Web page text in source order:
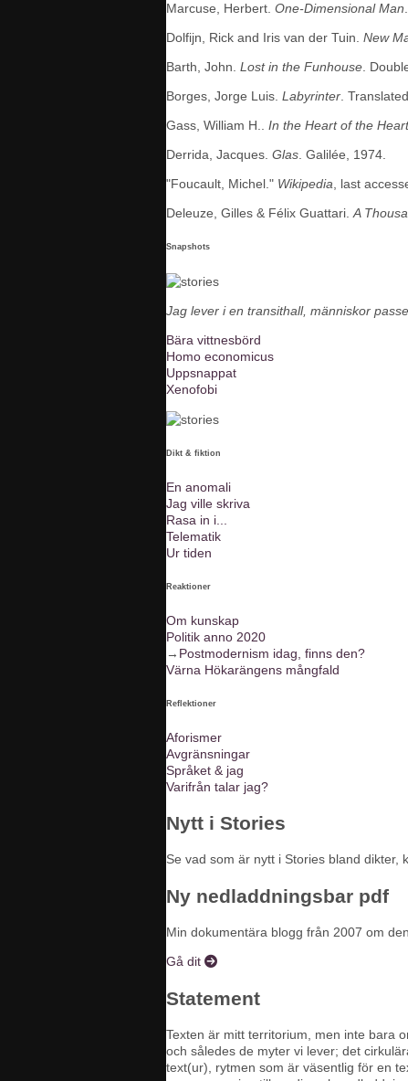
Marcuse, Herbert. One-Dimensional Man
Dolfijn, Rick and Iris van der Tuin. New
Barth, John. Lost in the Funhouse.
Borges, Jorge Luis. Labyrinter.
Gass, William H.. In the Heart of the
Derrida, Jacques. Glas. Galilée, 1974.
"Foucault, Michel." Wikipedia, last
Deleuze, Gilles & Félix Guattari.A
Snapshots
Jag lever i en transithall, människor
Bära vittnesbörd
Homo economicus
Uppsnappat
Xenofobi
Dikt & fiktion
En anomali
Jag ville skriva
Rasa in i...
Telematik
Ur tiden
Reaktioner
Om kunskap
Politik anno 2020
→ Postmodernism idag, finns den?
Värna Hökarängens mångfald
Reflektioner
Aforismer
Avgränsningar
Språket & jag
Varifrån talar jag?
Nytt i Stories
Se vad som är nytt i Stories bland dikter,
Ny nedladdningsbar pdf
Min dokumentära blogg från 2007 om
Gå dit
Statement
Texten är mitt territorium, men inte bara
och således de myter vi lever; det
text(ur), rytmen som är väsentlig för en